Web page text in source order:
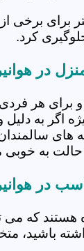
برخی
کرد.
در
برای هر
اگر به
های
به خوبی
در
هستند که
داشته